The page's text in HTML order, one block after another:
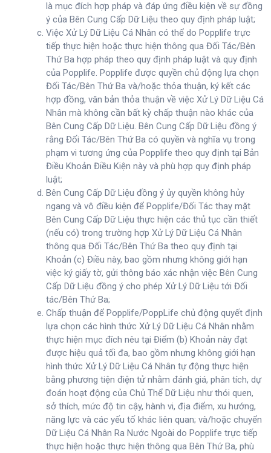
là mục đích hợp pháp và đáp ứng điều kiện về sự đồng
ý của Bên Cung Cấp Dữ Liệu theo quy định pháp luật;
Việc Xử Lý Dữ Liệu Cá Nhân có thể do Popplife trực
tiếp thực hiện hoặc thực hiện thông qua Đối Tác/Bên
Thứ Ba hợp pháp theo quy định pháp luật và quy định
của Popplife. Popplife được quyền chủ động lựa chọn
Đối Tác/Bên Thứ Ba và/hoặc thỏa thuận, ký kết các
hợp đồng, văn bản thỏa thuận về việc Xử Lý Dữ Liệu Cá
Nhân mà không cần bất kỳ chấp thuận nào khác của
Bên Cung Cấp Dữ Liệu. Bên Cung Cấp Dữ Liệu đồng ý
rằng Đối Tác/Bên Thứ Ba có quyền và nghĩa vụ trong
phạm vi tương ứng của Popplife theo quy định tại Bản
Điều Khoản Điều Kiện này và phù hợp quy định pháp
luật;
Bên Cung Cấp Dữ Liệu đồng ý ủy quyền không hủy
ngang và vô điều kiện để Popplife/Đối Tác thay mặt
Bên Cung Cấp Dữ Liệu thực hiện các thủ tục cần thiết
(nếu có) trong trường hợp Xử Lý Dữ Liệu Cá Nhân
thông qua Đối Tác/Bên Thứ Ba theo quy định tại
Khoản (c) Điều này, bao gồm nhưng không giới hạn
việc ký giấy tờ, gửi thông báo xác nhận việc Bên Cung
Cấp Dữ Liệu đồng ý cho phép Xử Lý Dữ Liệu tới Đối
tác/Bên Thứ Ba;
Chấp thuận để Popplife/PoppLife chủ động quyết định
lựa chọn các hình thức Xử Lý Dữ Liệu Cá Nhân nhằm
thực hiện mục đích nêu tại Điểm (b) Khoản này đạt
được hiệu quả tối đa, bao gồm nhưng không giới hạn
hình thức Xử Lý Dữ Liệu Cá Nhân tự động thực hiện
bằng phương tiện điện tử nhằm đánh giá, phân tích, dự
đoán hoạt động của Chủ Thể Dữ Liệu như thói quen,
sở thích, mức độ tin cậy, hành vi, địa điểm, xu hướng,
năng lực và các yếu tố khác liên quan; và/hoặc chuyển
Dữ Liệu Cá Nhân Ra Nước Ngoài do Popplife trực tiếp
thực hiện hoặc thực hiện thông qua Bên Thứ Ba, phù